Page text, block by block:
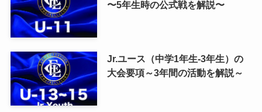
〜5年生時の公式戦を解説〜
Jr.ユース（中学1年生-3年生）の
大会要項～3年間の活動を解説～